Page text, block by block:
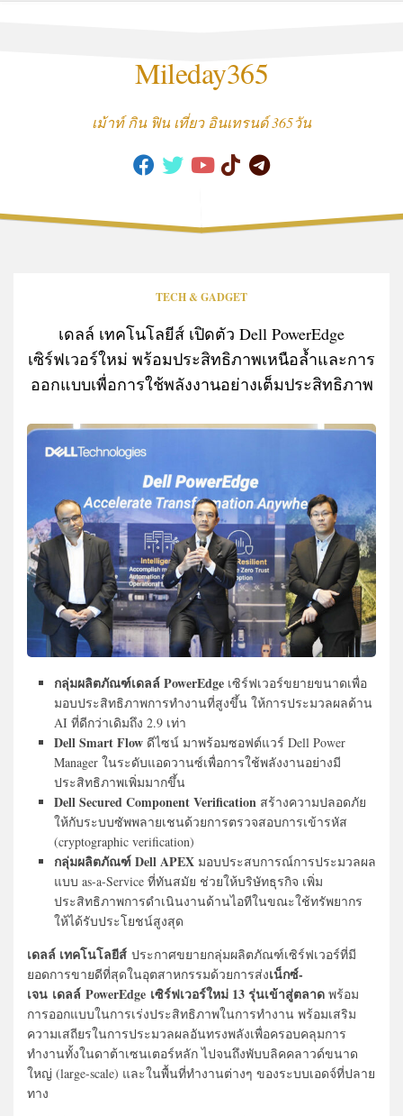
Mileday365
เม้าท์ กิน ฟิน เที่ยว อินเทรนด์ 365วัน
TECH & GADGET
เดลล์ เทคโนโลยีส์ เปิดตัว Dell PowerEdge
เซิร์ฟเวอร์ใหม่ พร้อมประสิทธิภาพเหนือล้ำและการ
ออกแบบเพื่อการใช้พลังงานอย่างเต็มประสิทธิภาพ
กลุ่มผลิตภัณฑ์เดลล์ PowerEdge เซิร์ฟเวอร์ขยายขนาดเพื่อ
มอบประสิทธิภาพการทำงานที่สูงขึ้น ให้การประมวลผลด้าน
AI ที่ดีกว่าเดิมถึง 2.9 เท่า
Dell Smart Flow ดีไซน์ มาพร้อมซอฟต์แวร์ Dell Power
Manager ในระดับแอดวานซ์เพื่อการใช้พลังงานอย่างมี
ประสิทธิภาพเพิ่มมากขึ้น
Dell Secured Component Verification สร้างความปลอดภัย
ให้กับระบบซัพพลายเชนด้วยการตรวจสอบการเข้ารหัส
(cryptographic verification)
กลุ่มผลิตภัณฑ์ Dell APEX มอบประสบการณ์การประมวลผล
แบบ as-a-Service ที่ทันสมัย ช่วยให้บริษัทธุรกิจ เพิ่ม
ประสิทธิภาพการดำเนินงานด้านไอทีในขณะใช้ทรัพยากร
ให้ได้รับประโยชน์สูงสุด
เดลล์ เทคโนโลยีส์ ประกาศขยายกลุ่มผลิตภัณฑ์เซิร์ฟเวอร์ที่มี
ยอดการขายดีที่สุดในอุตสาหกรรมด้วยการส่งเน็กซ์-
เจน เดลล์ PowerEdge เซิร์ฟเวอร์ใหม่ 13 รุ่นเข้าสู่ตลาด พร้อม
การออกแบบในการเร่งประสิทธิภาพในการทำงาน พร้อมเสริม
ความเสถียรในการประมวลผลอันทรงพลังเพื่อครอบคลุมการ
ทำงานทั้งในดาต้าเซนเตอร์หลัก ไปจนถึงพับบลิคคลาวด์ขนาด
ใหญ่ (large-scale) และในพื้นที่ทำงานต่างๆ ของระบบเอดจ์ที่ปลาย
ทาง